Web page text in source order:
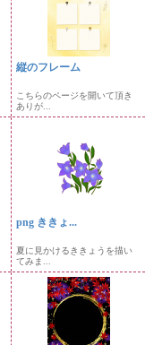
縦のフレーム
こちらのページを開いて頂き
ありが...
png ききょ...
夏に見かけるききょうを描い
てみま...